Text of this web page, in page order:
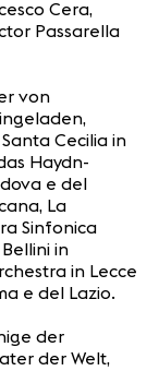
Cera,
Passarella
von
Cecilia in
Haydn-
e del
La
Sinfonica
in
in Lecce
e del Lazio.
der
der Welt,